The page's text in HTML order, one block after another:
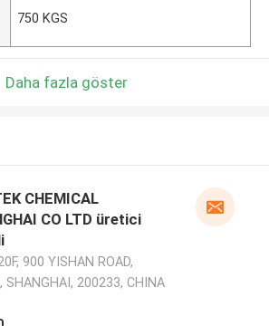
750 KGS
Daha fazla göster
CHEMICAL
CO LTD üretici
900 YISHAN ROAD,
SHANGHAI, 200233, CHINA